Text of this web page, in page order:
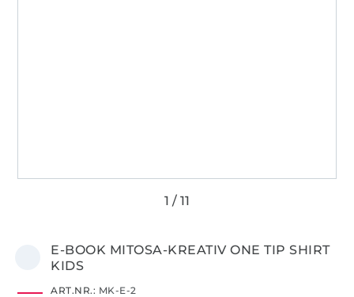
E-BOOK MITOSA-KREATIV ONE TIP SHIRT
KIDS
ART.NR.: MK-E-2